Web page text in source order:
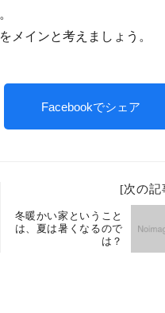
メインと考えましょう。
Facebookでシェア
[次の記
冬暖かい家ということ
は、夏は暑くなるので
は？